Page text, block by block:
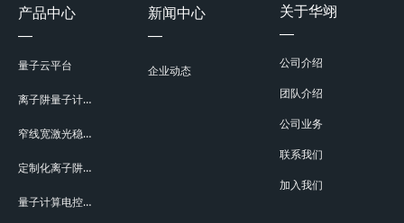
产品中心
—
量子云平台
离子阱量子计算机
窄线宽激光稳频系统
定制化离子阱系统
量子计算电控系统
新闻中心
—
企业动态
关于华翊
—
公司介绍
团队介绍
公司业务
联系我们
加入我们